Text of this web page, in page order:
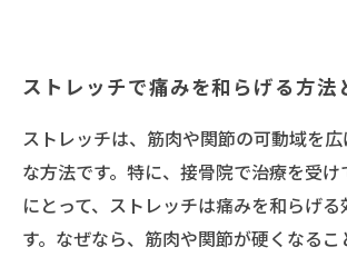
ストレッチで痛みを和らげる方法
ストレッチは、筋肉や関節の可動域を
な方法です。特に、接骨院で治療を受
にとって、ストレッチは痛みを和らげる
す。なぜなら、筋肉や関節が硬くなる